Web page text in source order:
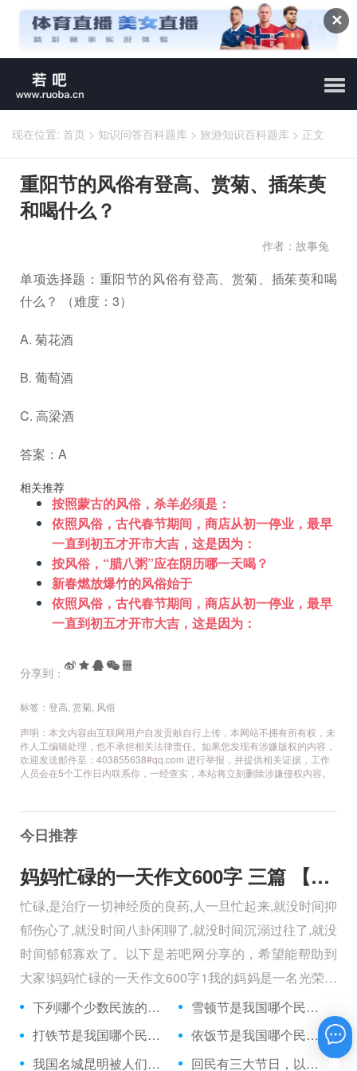
✕
现在位置: 首页 > 知识问答百科题库 > 旅游知识百科题库 > 正文
重阳节的风俗有登高、赏菊、插茱萸
和喝什么？
作者：故事兔
单项选择题：重阳节的风俗有登高、赏菊、插茱萸和喝
什么？ （难度：3）
A. 菊花酒
B. 葡萄酒
C. 高梁酒
答案：A
相关推荐
按照蒙古的风俗，杀羊必须是：
依照风俗，古代春节期间，商店从初一停业，最早
一直到初五才开市大吉，这是因为：
按风俗，“腊八粥”应在阴历哪一天喝？
新春燃放爆竹的风俗始于
依照风俗，古代春节期间，商店从初一停业，最早
一直到初五才开市大吉，这是因为：
分享到：
标签： 登高 赏菊 风俗
声明：本文内容由互联网用户自发贡献自行上传，本网站不拥有所有权，未
作人工编辑处理，也不承担相关法律责任。如果您发现有涉嫌版权的内容，
欢迎发送邮件至：403855638#qq.com 进行举报，并提供相关证据，工作
人员会在5个工作日内联系你，一经查实，本站将立刻删除涉嫌侵权内容。
今日推荐
妈妈忙碌的一天作文600字 三篇 【600字】
忙碌,是治疗一切神经质的良药,人一旦忙起来,就没时间抑
郁伤心了,就没时间八卦闲聊了,就没时间沉溺过往了,就没
时间郁郁寡欢了。以下是若吧网分享的，希望能帮助到
大家!妈妈忙碌的一天作文600字1我的妈妈是一名光荣的
人民警察，她总有做不完的事情。
下列哪个少数民族的传统服装不是长袍？
雪顿节是我国哪个民族的重要节日？
打铁节是我国哪个民族的传统节日？
依饭节是我国哪个民族最隆重的节日？
我国名城昆明被人们称什么？
回民有三大节日，以下哪一项不在这三大节日之中？